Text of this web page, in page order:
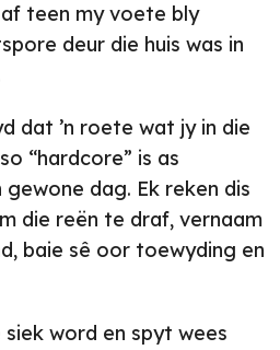
teen my voete bly
deur die huis was in
dat ’n roete wat jy in die
“hardcore” is as
dag. Ek reken dis
die reën te draf, vernaam
baie sê oor toewyding en
word en spyt wees